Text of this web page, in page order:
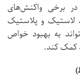
در برخی واکنش‌های
لاستیک و پلاستیک
به بهبود خواص
کمک کند.